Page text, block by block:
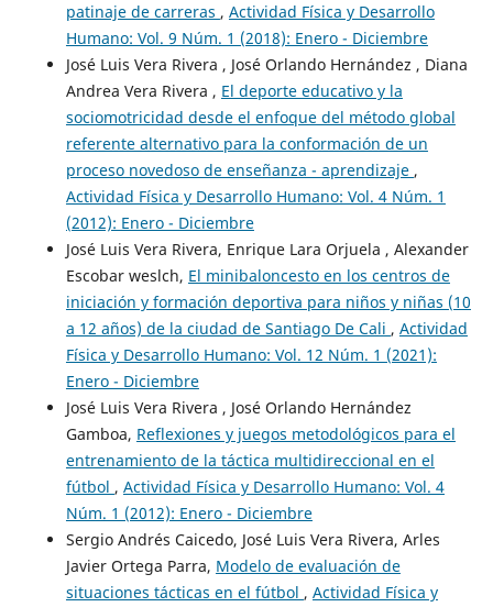
patinaje de carreras , Actividad Física y Desarrollo
Humano: Vol. 9 Núm. 1 (2018): Enero - Diciembre
José Luis Vera Rivera , José Orlando Hernández , Diana
Andrea Vera Rivera , El deporte educativo y la
sociomotricidad desde el enfoque del método global
referente alternativo para la conformación de un
proceso novedoso de enseñanza - aprendizaje ,
Actividad Física y Desarrollo Humano: Vol. 4 Núm. 1
(2012): Enero - Diciembre
José Luis Vera Rivera, Enrique Lara Orjuela , Alexander
Escobar weslch, El minibaloncesto en los centros de
iniciación y formación deportiva para niños y niñas (10
a 12 años) de la ciudad de Santiago De Cali , Actividad
Física y Desarrollo Humano: Vol. 12 Núm. 1 (2021):
Enero - Diciembre
José Luis Vera Rivera , José Orlando Hernández
Gamboa, Reflexiones y juegos metodológicos para el
entrenamiento de la táctica multidireccional en el
fútbol , Actividad Física y Desarrollo Humano: Vol. 4
Núm. 1 (2012): Enero - Diciembre
Sergio Andrés Caicedo, José Luis Vera Rivera, Arles
Javier Ortega Parra, Modelo de evaluación de
situaciones tácticas en el fútbol , Actividad Física y